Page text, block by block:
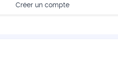
Créer un compte